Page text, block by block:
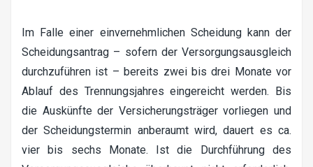
Im Falle einer einvernehmlichen Scheidung kann der
Scheidungsantrag – sofern der Versorgungsausgleich
durchzuführen ist – bereits zwei bis drei Monate vor
Ablauf des Trennungsjahres eingereicht werden. Bis
die Auskünfte der Versicherungsträger vorliegen und
der Scheidungstermin anberaumt wird, dauert es ca.
vier bis sechs Monate. Ist die Durchführung des